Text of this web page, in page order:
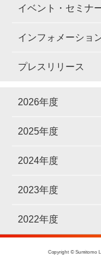
イベント・セミナ
インフォメーショ
プレスリリース
2026年度
2025年度
2024年度
2023年度
2022年度
Copyright © Sumitomo